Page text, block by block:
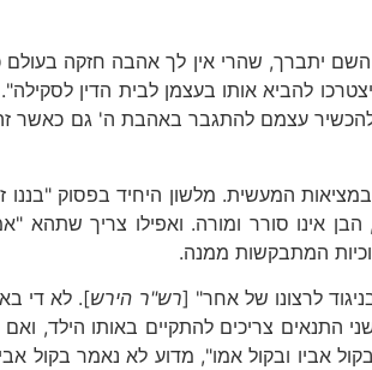
השם יתברך, שהרי אין לך אהבה חזקה
להביא אותו בעצמן לבית הדין
להכשיר עצמם להתגבר באהבת ה' גם כאשר
המעשית. מלשון היחיד בפסוק "בננו
אינו סורר ומורה. ואפילו צריך שתהא
המתבקשות ממנה.
לרצונו של אחר" [רש"ר הירש]. לא די
התנאים צריכים להתקיים באותו הילד,
אביו ובקול אמו", מדוע לא נאמר בקול